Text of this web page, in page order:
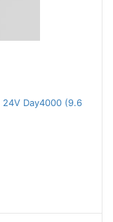
24V Day4000 (9.6